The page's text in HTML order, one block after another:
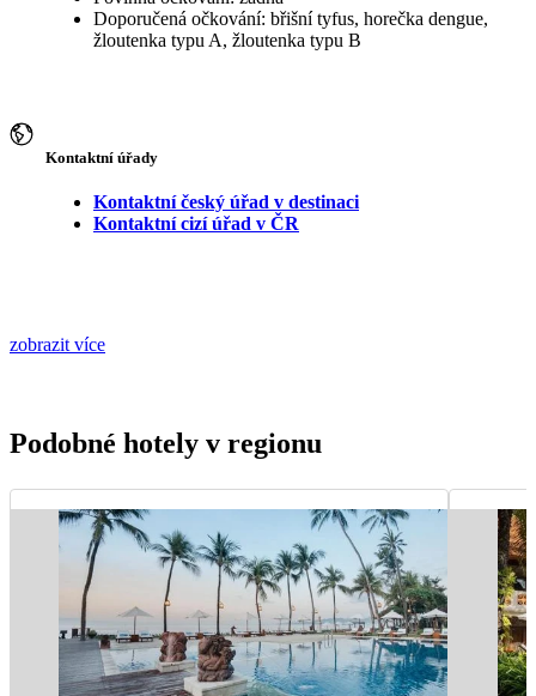
Doporučená očkování: břišní tyfus, horečka dengue,
žloutenka typu A, žloutenka typu B
Kontaktní úřady
Kontaktní český úřad v destinaci
Kontaktní cizí úřad v ČR
zobrazit více
Podobné hotely v regionu